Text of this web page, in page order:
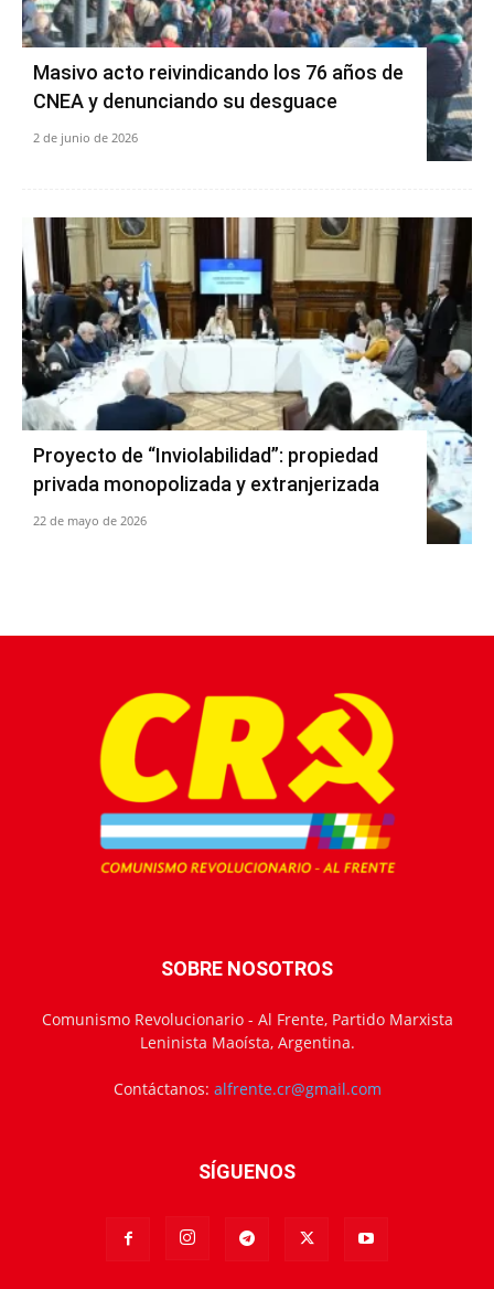
Masivo acto reivindicando los 76 años de
CNEA y denunciando su desguace
2 de junio de 2026
Proyecto de “Inviolabilidad”: propiedad
privada monopolizada y extranjerizada
22 de mayo de 2026
SOBRE NOSOTROS
Comunismo Revolucionario - Al Frente, Partido Marxista
Leninista Maoísta, Argentina.
Contáctanos: alfrente.cr@gmail.com
SÍGUENOS